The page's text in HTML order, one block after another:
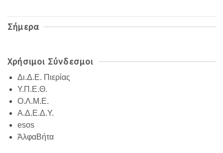
Σήμερα
Χρήσιμοι Σύνδεσμοι
Δι.Δ.Ε. Πιερίας
Υ.Π.Ε.Θ.
Ο.Λ.Μ.Ε.
Α.Δ.Ε.Δ.Υ.
esos
ΆλφαΒήτα